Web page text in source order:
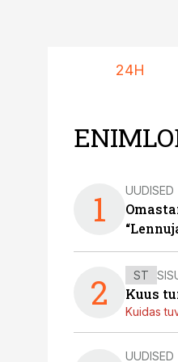
24H
1 UUDISED
2 ST
Kuus
Kuidas
UUDISED